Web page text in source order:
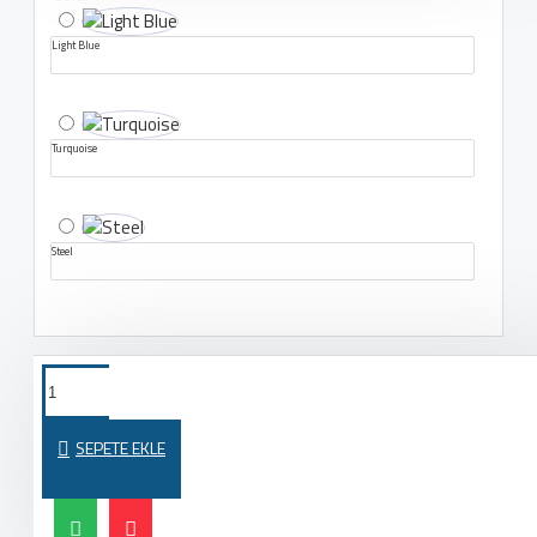
Light Blue
Turquoise
Steel
SEPETE EKLE
EN İYI TIPOGRAFI